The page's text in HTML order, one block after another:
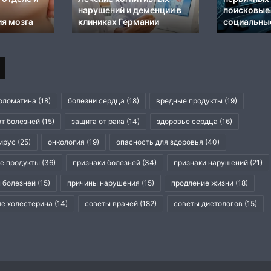
по
до,
во
время
происходит с кожей до, во
время и после процедуры
патологической
зависимости
от
зависимости от
(18) болезни сердца (18) вредные продукты (19)
болезней (15) защита от рака (14) здоровье сердца (16)
(25) онкология (19) опасность для здоровья (40)
продукты (36) признаки болезней (34) признаки нарушений (21)
(15) причины нарушения (15) продление жизни (18)
холестерина (14) советы врачей (182) советы диетологов (15)